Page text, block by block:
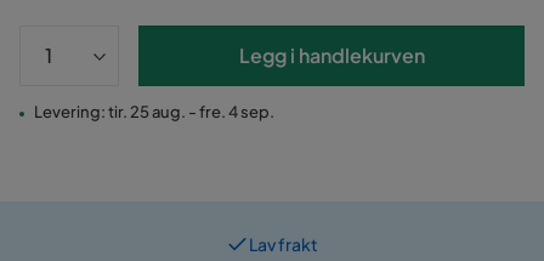
Legg i handlekurven
Levering: tir. 25 aug. - fre. 4 sep.